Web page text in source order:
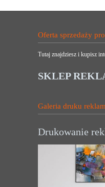
Oferta sprzedaży
Tutaj znajdziesz i kupisz
SKLEP
Galeria druku
Drukowanie